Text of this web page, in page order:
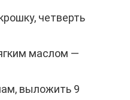
четверть
маслом —
выложить 9